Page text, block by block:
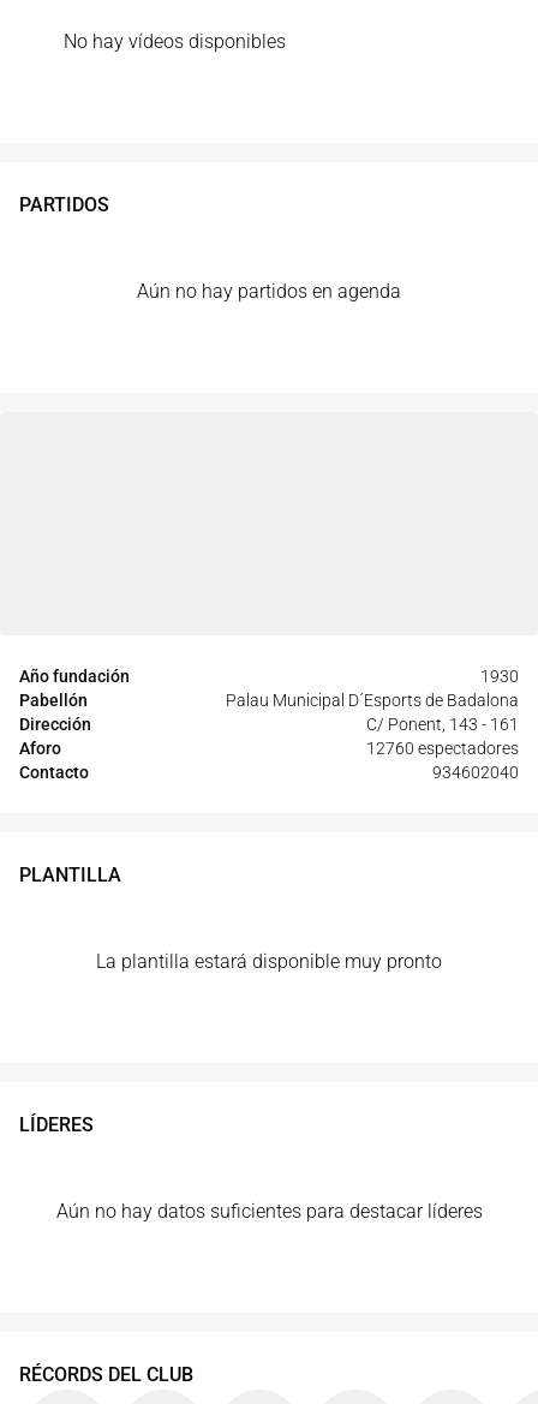
Año fundación
1930
Pabellón
Palau Municipal D´Esports de Badalona
Dirección
C/ Ponent, 143 - 161
Aforo
12760 espectadores
Contacto
934602040
No hay vídeos disponibles
PARTIDOS
Aún no hay partidos en agenda
PLANTILLA
La plantilla estará disponible muy pronto
LÍDERES
Aún no hay datos suficientes para destacar líderes
RÉCORDS DEL CLUB